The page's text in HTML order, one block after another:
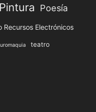
Pintura Poesía
Recursos Electrónicos
teatro